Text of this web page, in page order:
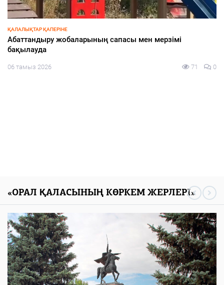
СПОРТ
Азия чемпионына құрмет көрсетілді
«ОРАЛ ҚАЛАСЫНЫҢ КӨРКЕМ ЖЕРЛЕРІ»